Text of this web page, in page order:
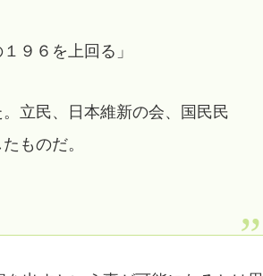
９６を上回る」
立民、日本維新の会、国民民
ものだ。